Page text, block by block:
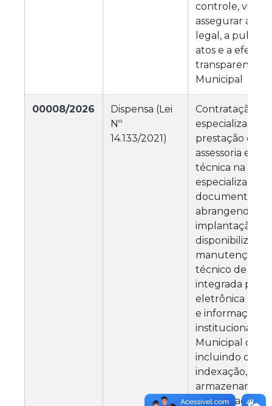
controle,
assegurar a
legal, a
atos e a efetiva
transparencia
Municipal
00008/2026
Dispensa (Lei
Nº
14.133/2021)
Contratação
especializada
prestação de
assessoria e
técnica na
especializada
documentos -
abrangendo a
implantação,
manutenção e
técnico de
integrada para
eletrônica de
e informações
institucionais
Municipal de
incluindo
indexação,
recuperação e